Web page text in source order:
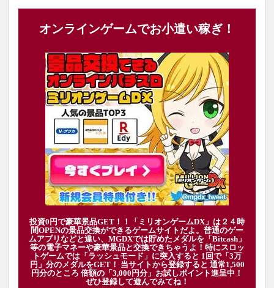
オンラインゲームでお小遣い稼ぎ！
投資0円で豪華景品GET！！「ミリオンゲームDX」は２４時
間OPENの景品交換ができるゲームサイトだよ。普通のゲー
ムアプリなどと違い、MGDXでは貯めたメダルを「Bitcash」
等の電子マネーや豪華景品と交換できちゃうよ！特にスロッ
トゲームでは「ラッシュモード」に突入すると 1回で「3万
円」分のメダルをGET！ 当サイトから登録すると 通常1,500
円分のところ 倍額の「3,000円分」お試しポイント進呈中！
ぜひ登録して遊んでみてね！